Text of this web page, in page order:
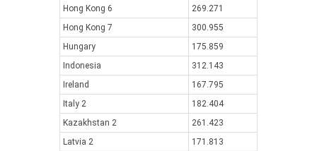
Hong Kong 6
269.271
Hong Kong 7
300.955
Hungary
175.859
Indonesia
312.143
Ireland
167.795
Italy 2
182.404
Kazakhstan 2
261.423
Latvia 2
171.813